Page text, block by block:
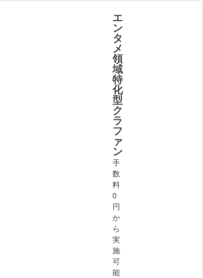
エ
ン
タ
メ
領
域
特
化
型
ク
ラ
フ
ァ
ン
手
数
料
0
円
か
ら
実
施
可
能